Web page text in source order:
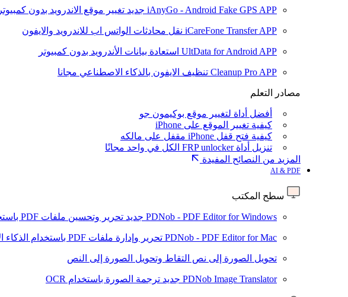
iAnyGo - Android Fake GPS APP جديد تغيير موقع الاندرويد بدون كمبيوتر
iCareFone Transfer APP نقل محادثات الواتس اب للاندرويد والايفون
UltData for Android APP استعادة بيانات الأندرويد بدون كمبيوتر
Cleanup Pro APP تنظيف الايفون بالذكاء الاصطناعي مجانا
مصادر التعلم
أفضل أداة لتغيير موقع بوكيمون جو
كيفية تغيير الموقع على iPhone
كيفية فتح قفل iPhone مقفل على مالكه
تنزيل أداة FRP unlocker الكل في واحد مجانًا
المزيد من النصائح المفيدة
AI & PDF
سطح المكتب
PDNob - PDF Editor for Windows جديد تحرير وتحسين ملفات PDF باستخدام الذكاء الاصطناعي على Windows
PDNob - PDF Editor for Mac تحرير وإدارة ملفات PDF باستخدام الذكاء الاصطناعي على نظام macOS
تحويل الصورة إلى نص التقاط وتحويل الصورة إلى النص
PDNob Image Translator جديد ترجمة الصورة باستخدام OCR